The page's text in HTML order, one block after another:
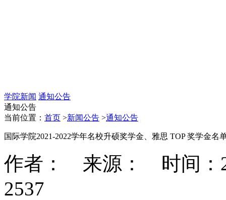
学院新闻 通知公告
通知公告
当前位置： 首页 >新闻公告 >通知公告
国际学院2021‐2022学年名校升硕奖学金、雅思 TOP 奖学金名
作者： 来源： 时间：
2537